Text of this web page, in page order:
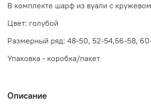
В комплекте шарф из вуали с
Цвет: голубой
Размерный ряд: 48-50, 52-54,56-58,
Упаковка - коробка/пакет
Описание